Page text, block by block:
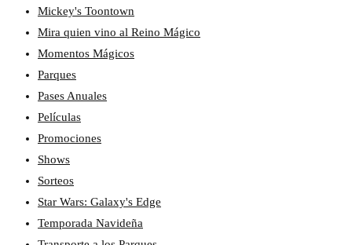
Mickey's Toontown
Mira quien vino al Reino Mágico
Momentos Mágicos
Parques
Pases Anuales
Películas
Promociones
Shows
Sorteos
Star Wars: Galaxy's Edge
Temporada Navideña